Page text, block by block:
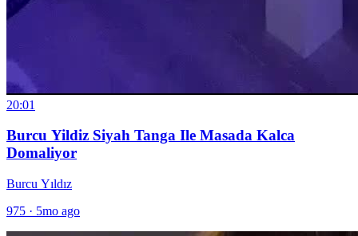
20:01
Burcu Yildiz Siyah Tanga Ile Masada Kalca
Domaliyor
Burcu Yıldız
975 · 5mo ago